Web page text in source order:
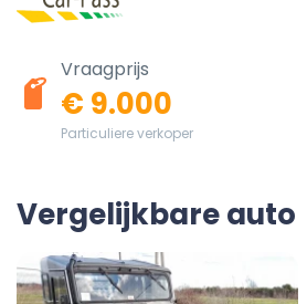
Vraagprijs
€ 9.000
Particuliere verkoper
Vergelijkbare auto